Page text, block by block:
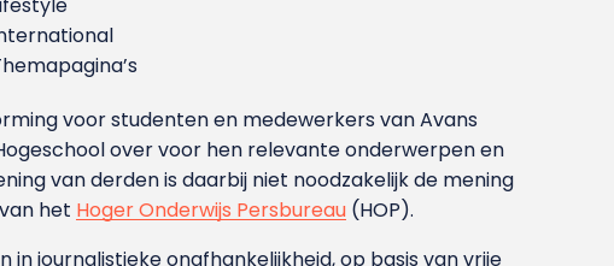
voor studenten en medewerkers van Avans
over voor hen relevante onderwerpen en
van derden is daarbij niet noodzakelijk de mening
het Hoger Onderwijs Persbureau (HOP).
journalistieke onafhankelijkheid, op basis van vrije